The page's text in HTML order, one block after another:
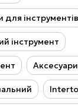
інструментів
інструмент